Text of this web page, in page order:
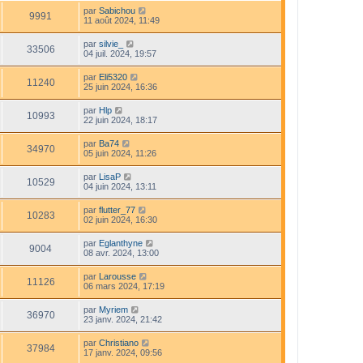
9991 par Sabichou
11 août 2024, 11:49
33506 par silvie_
04 juil. 2024, 19:57
11240 par Eli5320
25 juin 2024, 16:36
10993 par Hlp
22 juin 2024, 18:17
34970 par Ba74
05 juin 2024, 11:26
10529 par LisaP
04 juin 2024, 13:11
10283 par flutter_77
02 juin 2024, 16:30
9004 par Eglanthyne
08 avr. 2024, 13:00
11126 par Larousse
06 mars 2024, 17:19
36970 par Myriem
23 janv. 2024, 21:42
37984 par Christiano
17 janv. 2024, 09:56